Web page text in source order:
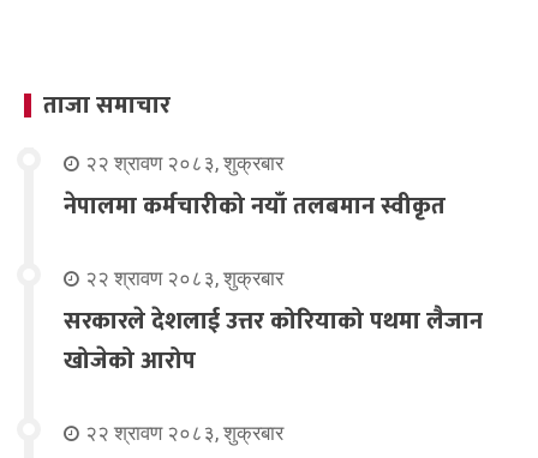
ताजा समाचार
२२ श्रावण २०८३, शुक्रबार
नेपालमा कर्मचारीको नयाँ तलबमान स्वीकृत
२२ श्रावण २०८३, शुक्रबार
सरकारले देशलाई उत्तर कोरियाको पथमा लैजान
खोजेको आरोप
२२ श्रावण २०८३, शुक्रबार